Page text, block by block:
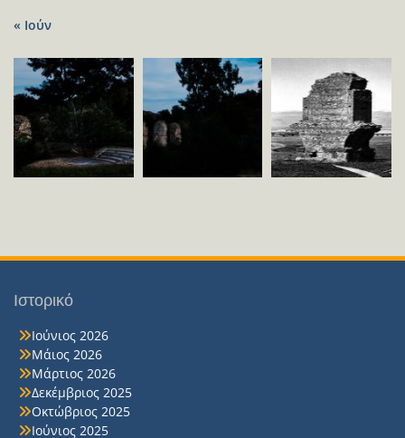
« Ιούν
Ιστορικό
Ιούνιος 2026
Μάιος 2026
Μάρτιος 2026
Δεκέμβριος 2025
Οκτώβριος 2025
Ιούνιος 2025